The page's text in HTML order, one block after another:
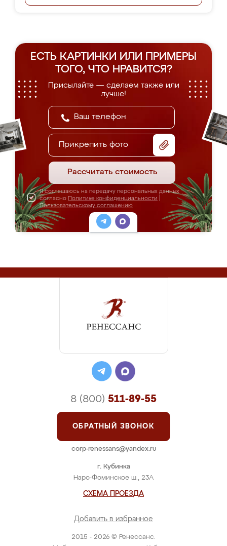
ЕСТЬ КАРТИНКИ ИЛИ ПРИМЕРЫ
ТОГО, ЧТО НРАВИТСЯ?
Присылайте — сделаем также или
лучше!
Прикрепить фото
Рассчитать стоимость
Я соглашаюсь на передачу персональных данных
согласно Политике конфиденциальности
Пользовательскому соглашению
2015 - 2026 © Ренессанс.
г. Кубинка
Наро-Фоминское ш., 23А
СХЕМА ПРОЕЗДА
Добавить в избранное
8 (800) 511-89-55
ОБРАТНЫЙ ЗВОНОК
corp-renessans@yandex.ru